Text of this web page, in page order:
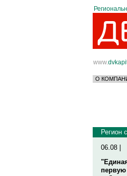
www.
О
Регион
06.08 |
первую